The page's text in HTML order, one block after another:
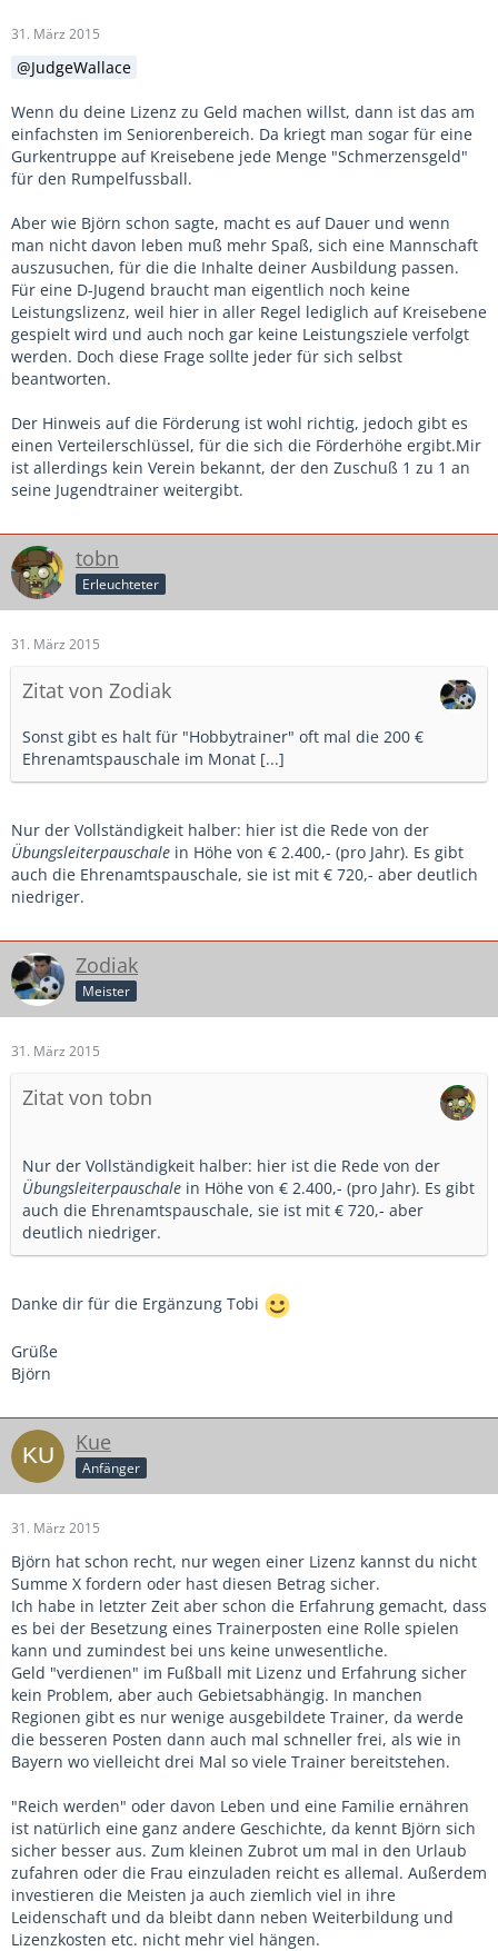
31. März 2015
JudgeWallace
Wenn du deine Lizenz zu Geld machen willst, dann ist das am
einfachsten im Seniorenbereich. Da kriegt man sogar für eine
Gurkentruppe auf Kreisebene jede Menge "Schmerzensgeld"
für den Rumpelfussball.
Aber wie Björn schon sagte, macht es auf Dauer und wenn
man nicht davon leben muß mehr Spaß, sich eine Mannschaft
auszusuchen, für die die Inhalte deiner Ausbildung passen.
Für eine D-Jugend braucht man eigentlich noch keine
Leistungslizenz, weil hier in aller Regel lediglich auf Kreisebene
gespielt wird und auch noch gar keine Leistungsziele verfolgt
werden. Doch diese Frage sollte jeder für sich selbst
beantworten.
Der Hinweis auf die Förderung ist wohl richtig, jedoch gibt es
einen Verteilerschlüssel, für die sich die Förderhöhe ergibt.Mir
ist allerdings kein Verein bekannt, der den Zuschuß 1 zu 1 an
seine Jugendtrainer weitergibt.
tobn
Erleuchteter
31. März 2015
Zitat von Zodiak
Sonst gibt es halt für "Hobbytrainer" oft mal die 200 €
Ehrenamtspauschale im Monat [...]
Nur der Vollständigkeit halber: hier ist die Rede von der
Übungsleiterpauschale in Höhe von € 2.400,- (pro Jahr). Es gibt
auch die Ehrenamtspauschale, sie ist mit € 720,- aber deutlich
niedriger.
Zodiak
Meister
31. März 2015
Zitat von tobn
Nur der Vollständigkeit halber: hier ist die Rede von der
Übungsleiterpauschale in Höhe von € 2.400,- (pro Jahr). Es gibt
auch die Ehrenamtspauschale, sie ist mit € 720,- aber
deutlich niedriger.
Danke dir für die Ergänzung Tobi
Grüße
Björn
Kue
Anfänger
31. März 2015
Björn hat schon recht, nur wegen einer Lizenz kannst du nicht
Summe X fordern oder hast diesen Betrag sicher.
Ich habe in letzter Zeit aber schon die Erfahrung gemacht, dass
es bei der Besetzung eines Trainerposten eine Rolle spielen
kann und zumindest bei uns keine unwesentliche.
Geld "verdienen" im Fußball mit Lizenz und Erfahrung sicher
kein Problem, aber auch Gebietsabhängig. In manchen
Regionen gibt es nur wenige ausgebildete Trainer, da werde
die besseren Posten dann auch mal schneller frei, als wie in
Bayern wo vielleicht drei Mal so viele Trainer bereitstehen.
"Reich werden" oder davon Leben und eine Familie ernähren
ist natürlich eine ganz andere Geschichte, da kennt Björn sich
sicher besser aus. Zum kleinen Zubrot um mal in den Urlaub
zufahren oder die Frau einzuladen reicht es allemal. Außerdem
investieren die Meisten ja auch ziemlich viel in ihre
Leidenschaft und da bleibt dann neben Weiterbildung und
Lizenzkosten etc. nicht mehr viel hängen.